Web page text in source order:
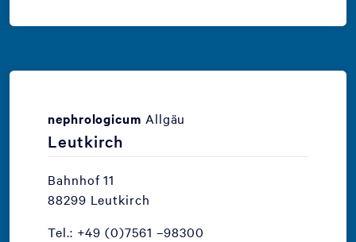
nephrologicum Allgäu
Leutkirch
Bahnhof 11
88299 Leutkirch
Tel.: +49 (0)7561 –98300